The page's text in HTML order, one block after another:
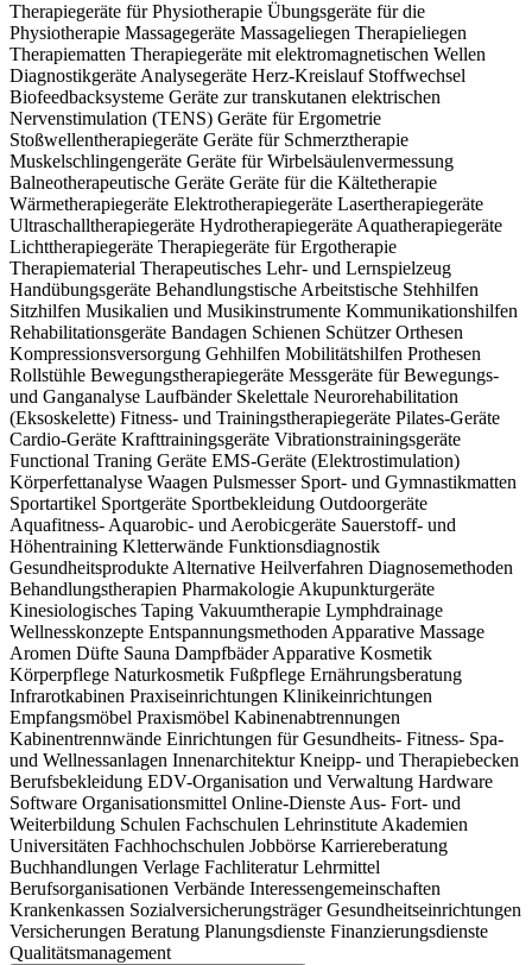
den Transfer von der Wissenschaft in die Praxis.
Therapiegeräte für Physiotherapie Übungsgeräte für die
Physiotherapie Massagegeräte Massageliegen Therapieliegen
Therapiematten Therapiegeräte mit elektromagnetischen Wellen
Diagnostikgeräte Analysegeräte Herz-Kreislauf Stoffwechsel
Biofeedbacksysteme Geräte zur transkutanen elektrischen
Nervenstimulation (TENS) Geräte für Ergometrie
Stoßwellentherapiegeräte Geräte für Schmerztherapie
Muskelschlingengeräte Geräte für Wirbelsäulenvermessung
Balneotherapeutische Geräte Geräte für die Kältetherapie
Wärmetherapiegeräte Elektrotherapiegeräte Lasertherapiegeräte
Ultraschalltherapiegeräte Hydrotherapiegeräte Aquatherapiegeräte
Lichttherapiegeräte Therapiegeräte für Ergotherapie
Therapiematerial Therapeutisches Lehr- und Lernspielzeug
Handübungsgeräte Behandlungstische Arbeitstische Stehhilfen
Sitzhilfen Musikalien und Musikinstrumente Kommunikationshilfen
Rehabilitationsgeräte Bandagen Schienen SchützerOrthesen
Kompressionsversorgung Gehhilfen Mobilitätshilfen Prothesen
Rollstühle Bewegungstherapiegeräte Messgeräte für Bewegungs-
und Ganganalyse Laufbänder Skelettale Neurorehabilitation
(Eksoskelette) Fitness- und Trainingstherapiegeräte Pilates-Geräte
Cardio-Geräte Krafttrainingsgeräte Vibrationstrainingsgeräte
Functional Traning Geräte EMS-Geräte (Elektrostimulation)
Körperfettanalyse Waagen Pulsmesser Sport- und Gymnastikmatten
Sportartikel Sportgeräte Sportbekleidung Outdoorgeräte
Aquafitness- Aquarobic- und Aerobicgeräte Sauerstoff- und
Höhentraining Kletterwände Funktionsdiagnostik
Gesundheitsprodukte Alternative Heilverfahren Diagnosemethoden
Behandlungstherapien Pharmakologie Akupunkturgeräte
Kinesiologisches Taping Vakuumtherapie Lymphdrainage
Wellnesskonzepte Entspannungsmethoden Apparative Massage
Aromen Düfte Sauna DampfbäderApparative Kosmetik
Körperpflege Naturkosmetik Fußpflege Ernährungsberatung
Infrarotkabinen Praxiseinrichtungen Klinikeinrichtungen
Empfangsmöbel Praxismöbel Kabinenabtrennungen
Kabinentrennwände Einrichtungen für Gesundheits- Fitness- Spa-
und Wellnessanlagen InnenarchitekturKneipp- und Therapiebecken
Berufsbekleidung EDV-Organisation und Verwaltung Hardware
Software Organisationsmittel Online-Dienste Aus- Fort- und
Weiterbildung Schulen Fachschulen Lehrinstitute Akademien
Universitäten Fachhochschulen Jobbörse Karriereberatung
Buchhandlungen Verlage FachliteraturLehrmittel
Berufsorganisationen Verbände Interessengemeinschaften
Krankenkassen SozialversicherungsträgerGesundheitseinrichtungen
Versicherungen Beratung Planungsdienste Finanzierungsdienste
Qualitätsmanagement